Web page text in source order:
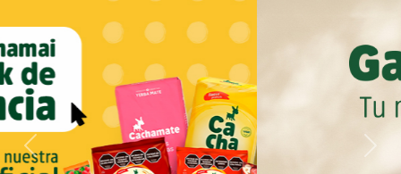
Previous Next